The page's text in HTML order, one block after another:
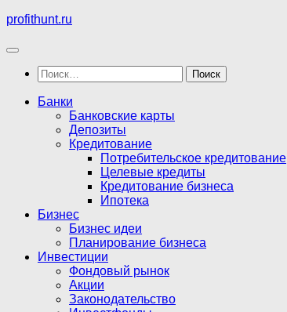
Перейти
содержимому
profithunt.ru
Найти:
Банки
Банковские карты
Депозиты
Кредитование
Потребительское кредитование
Целевые кредиты
Кредитование бизнеса
Ипотека
Бизнес
Бизнес идеи
Планирование бизнеса
Инвестиции
Фондовый рынок
Акции
Законодательство